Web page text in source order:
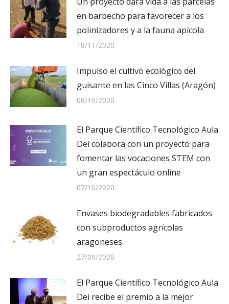
en barbecho para favorecer a los
polinizadores y a la fauna apícola
18/11/2020
Impulso el cultivo ecológico del
guisante en las Cinco Villas (Aragón)
08/10/2020
El Parque Científico Tecnológico Aula
Dei colabora con un proyecto para
fomentar las vocaciones STEM con
un gran espectáculo online
07/10/2020
Envases biodegradables fabricados
con subproductos agrícolas
aragoneses
27/09/2020
El Parque Científico Tecnológico Aula
Dei recibe el premio a la mejor